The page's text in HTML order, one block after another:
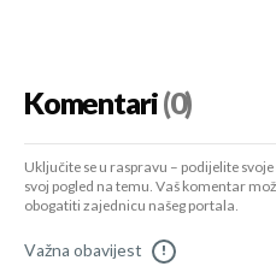
Komentari(0)
Uključite se u raspravu – podijelite
svoj pogled na temu. Vaš komentar
obogatiti zajednicu našeg portala.
Važna obavijest !